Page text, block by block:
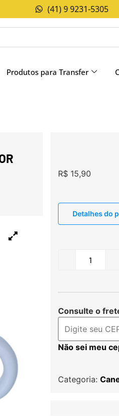
(41) 9 9231-5305
Produtos para Transfer
R$15,90
Detalhes do
Consulte o
Não sei meu
Categoria: